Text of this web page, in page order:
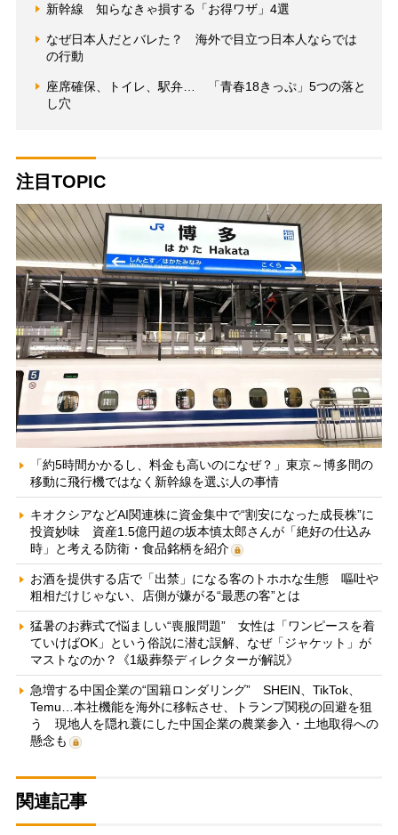
新幹線 知らなきゃ損する「お得ワザ」4選
なぜ日本人だとバレた？ 海外で目立つ日本人ならでは
の行動
座席確保、トイレ、駅弁… 「青春18きっぷ」5つの落と
し穴
注目TOPIC
「約5時間かかるし、料金も高いのになぜ？」東京～博多間の
移動に飛行機ではなく新幹線を選ぶ人の事情
キオクシアなどAI関連株に資金集中で“割安になった成長株”に
投資妙味 資産1.5億円超の坂本慎太郎さんが「絶好の仕込み
時」と考える防衛・食品銘柄を紹介
お酒を提供する店で「出禁」になる客のトホホな生態 嘔吐や
粗相だけじゃない、店側が嫌がる“最悪の客”とは
猛暑のお葬式で悩ましい“喪服問題” 女性は「ワンピースを着
ていけばOK」という俗説に潜む誤解、なぜ「ジャケット」が
マストなのか？《1級葬祭ディレクターが解説》
急増する中国企業の“国籍ロンダリング” SHEIN、TikTok、
Temu…本社機能を海外に移転させ、トランプ関税の回避を狙
う 現地人を隠れ蓑にした中国企業の農業参入・土地取得への
懸念も
関連記事